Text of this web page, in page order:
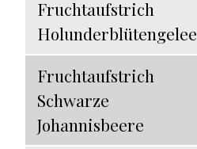
Fruchtaufstrich
Holunderblütengelee
Fruchtaufstrich
Schwarze
Johannisbeere